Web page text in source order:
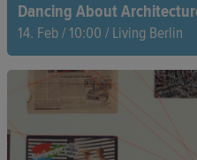
Dancing About
14. Feb / 10:00 / Living Berlin
Tänzerin Meng-ke Wu lässt
Räume sind mehr als